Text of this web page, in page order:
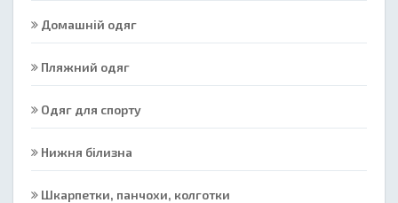
Домашній одяг
Пляжний одяг
Одяг для спорту
Нижня білизна
Шкарпетки, панчохи, колготки